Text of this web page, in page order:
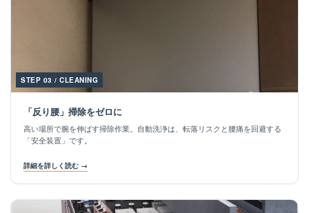
STEP 03 / CLEANING
「反り腰」掃除をゼロに
高い場所で腕を伸ばす掃除作業。自動洗浄は、転落リスクと腰痛を回避する
「安全装置」です。
詳細を詳しく読む →